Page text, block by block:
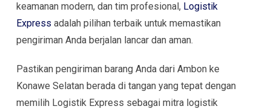
keamanan modern, dan tim profesional, Logistik
Express adalah pilihan terbaik untuk memastikan
pengiriman Anda berjalan lancar dan aman.
Pastikan pengiriman barang Anda dari Ambon ke
Konawe Selatan berada di tangan yang tepat dengan
memilih Logistik Express sebagai mitra logistik